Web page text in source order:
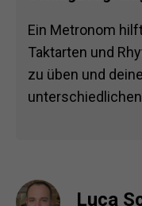
Ein Metronom
Taktarten und
zu üben und
Luca